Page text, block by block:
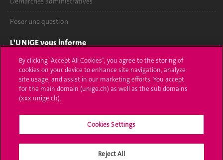
Poser une question
L'UNIGE vous informe
UNIGE Mobile
Médias
Offres d'emploi
Calendrier académique
By clicking “Accept All Cookies”, you agree to the storing of
cookies on your device to enhance site navigation, analyze
site usage, and assist in our marketing efforts. You accept
for the main domain (unige.ch) as well as the sub domains
(xxx.unige.ch).
Cookies Settings
Reject All